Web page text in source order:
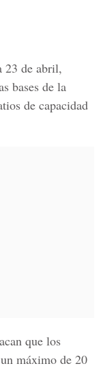
23 de abril,
bases de la
de capacidad
que los
máximo de 20